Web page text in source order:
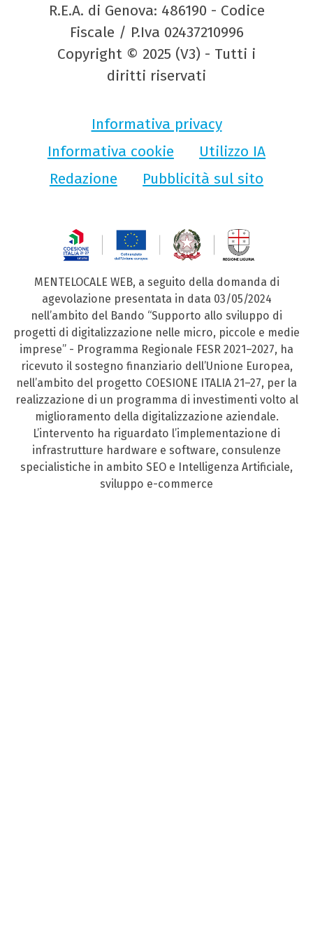
R.E.A. di Genova: 486190 - Codice
Fiscale / P.Iva 02437210996
Copyright © 2025 (V3) - Tutti i
diritti riservati
Informativa privacy
Informativa cookie
Utilizzo IA
Redazione
Pubblicità sul sito
MENTELOCALE WEB, a seguito della domanda di
agevolazione presentata in data 03/05/2024
nell’ambito del Bando “Supporto allo sviluppo di
progetti di digitalizzazione nelle micro, piccole e medie
imprese” - Programma Regionale FESR 2021–2027, ha
ricevuto il sostegno finanziario dell’Unione Europea,
nell’ambito del progetto COESIONE ITALIA 21–27, per la
realizzazione di un programma di investimenti volto al
miglioramento della digitalizzazione aziendale.
L’intervento ha riguardato l’implementazione di
infrastrutture hardware e software, consulenze
specialistiche in ambito SEO e Intelligenza Artificiale,
sviluppo e-commerce